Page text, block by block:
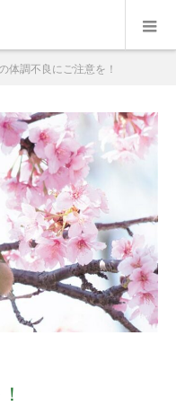
体調不良にご注意を！